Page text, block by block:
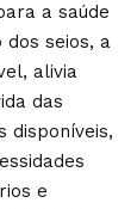
a saúde
seios, a
alivia
das
disponíveis,
e